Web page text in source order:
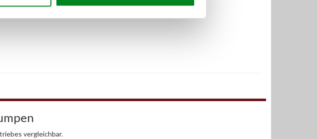
vergleichbar.